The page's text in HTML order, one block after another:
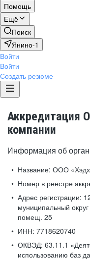
Помощь
Ещё
Поиск
Янино-1
Войти
Войти
Создать резюме
Аккредитация
компании
Информация об
Название: ООО
Номер в реестре
Адрес регистрации:
муниципальный
помещ. 25
ИНН: 7718620740
ОКВЭД: 63.11.1
использованию баз